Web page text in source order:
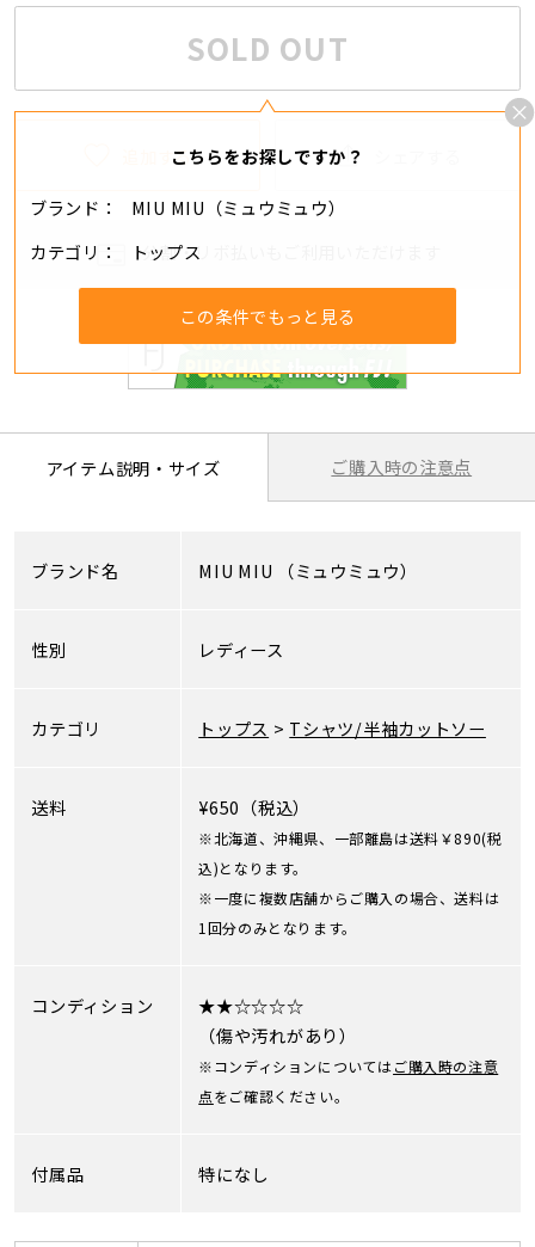
SOLD OUT
こちらをお探しですか？
ブランド
MIU MIU（ミュウミュウ）
カテゴリ
トップス
この条件でもっと見る
追加する
分割・リボ払いもご利用いただけます
アイテム説明・サイズ ご購入時の注意点
ブランド名 MIU MIU （ミュウミュウ）
性別 レディース
カテゴリ トップス > Tシャツ/半袖カットソー
送料 ¥650（税込）
※北海道、沖縄県、一部離島は送料￥890(税
込)となります。
※一度に複数店舗からご購入の場合、送料は
1回分のみとなります。
コンディション
★★☆☆☆☆
（傷や汚れがあり）
※コンディションについてはご購入時の注意
点をご確認ください。
付属品 特になし